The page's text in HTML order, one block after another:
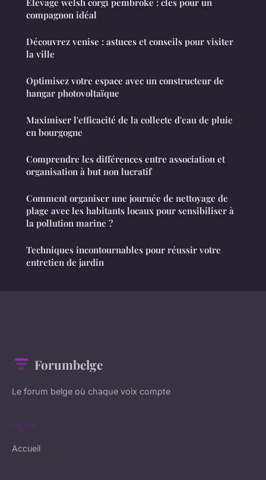
compagnon idéal
Découvrez venise : astuces et conseils pour visiter
la ville
Optimisez votre espace avec un constructeur de
hangar photovoltaïque
Maximiser l'efficacité de la collecte d'eau de pluie
en bourgogne
Comprendre les différences entre association et
organisation à but non lucratif
Comment organiser une journée de nettoyage de
plage avec les habitants locaux pour sensibiliser à
la pollution marine ?
Techniques incontournables pour réussir votre
entretien de jardin
Forumbelge
Le forum belge où chaque voix compte
LIENS
Accueil